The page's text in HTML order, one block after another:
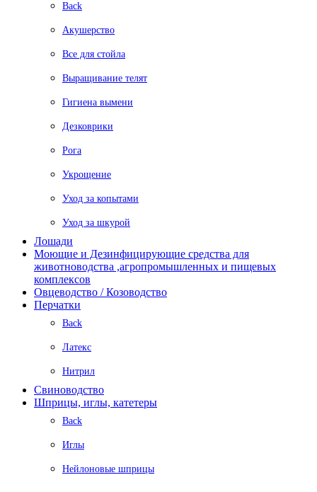
Back
Акушерство
Все для стойла
Выращивание телят
Гигиена вымени
Дезковрики
Рога
Укрощение
Уход за копытами
Уход за шкурой
Лошади
Моющие и Дезинфицирующие средства для
животноводства ,агропромышленных и пищевых
комплексов
Овцеводство / Козоводство
Перчатки
Back
Латекс
Нитрил
Свиноводство
Шприцы, иглы, катетеры
Back
Иглы
Нейлоновые шприцы